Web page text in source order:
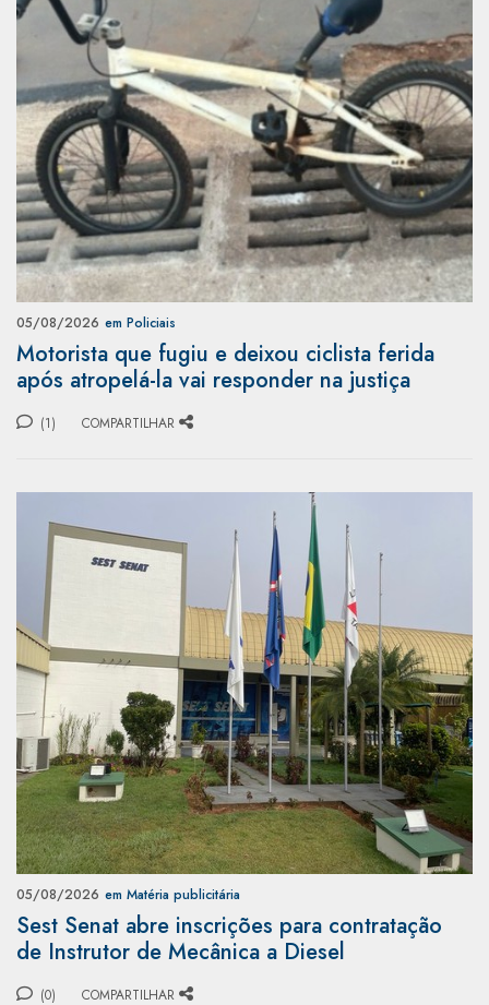
05/08/2026 em Policiais
Motorista que fugiu e deixou ciclista ferida
após atropelá-la vai responder na justiça
(1) COMPARTILHAR
05/08/2026 em Matéria publicitária
Sest Senat abre inscrições para contratação
de Instrutor de Mecânica a Diesel
(0) COMPARTILHAR